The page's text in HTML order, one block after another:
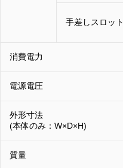
手差しスロット
消費電力
電源電圧
外形寸法
(本体のみ：W×D×H)
質量